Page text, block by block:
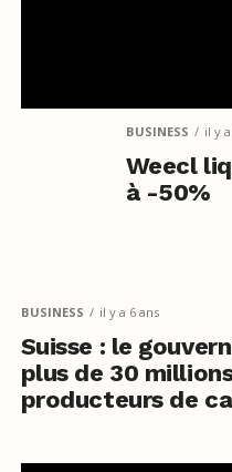
BUSINESS il y
Weecl
à -50%
BUSINESS il y a 6 ans
Suisse : le
plus de 30
producteurs de